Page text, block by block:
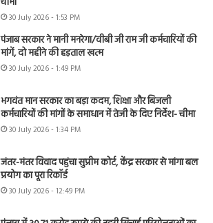
30 July 2026 - 1:53 PM
पंजाब सरकार ने मानी मनरेगा/वीबी जी राम जी कर्मचारियों की
मांगें, दो महीने की हड़ताल खत्म
30 July 2026 - 1:49 PM
भगवंत मान सरकार का बड़ा कदम, शिक्षा और बिजली
कर्मचारियों की मांगों के समाधान में तेजी के दिए निर्देश- चीमा
30 July 2026 - 1:34 PM
जंतर-मंतर विवाद पहुंचा सुप्रीम कोर्ट, केंद्र सरकार से मांगा बल
प्रयोग का पूरा रिकॉर्ड
30 July 2026 - 12:49 PM